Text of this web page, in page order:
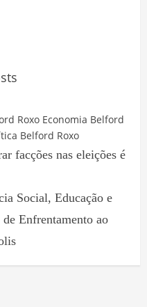
Roxo Economia Belford
Belford Roxo
facções nas eleições é
Social, Educação e
Enfrentamento ao